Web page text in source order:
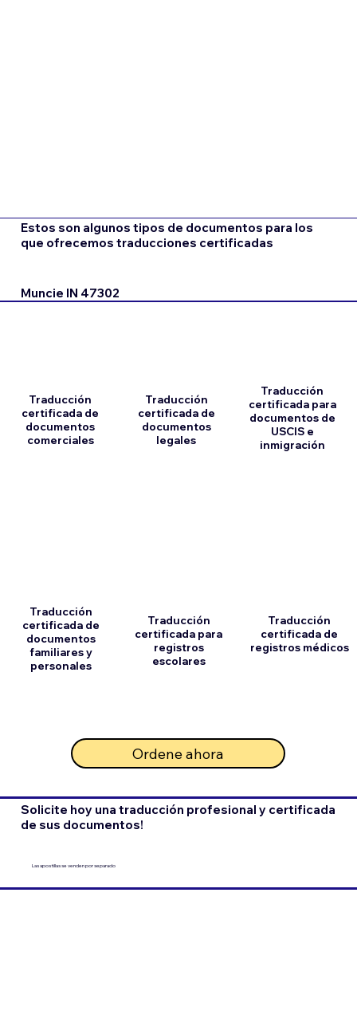
Estos son algunos tipos de documentos para los
que ofrecemos traducciones certificadas
Muncie IN 47302
Traducción
certificada de
documentos
comerciales
Traducción
certificada de
documentos
familiares y
personales
Traducción
certificada de
documentos
legales
Traducción
certificada para
registros
escolares
Ordene ahora
Traducción
certificada para
documentos de
USCIS e
inmigración
Traducción
certificada de
registros médicos
Solicite hoy una traducción profesional y certificada
de sus documentos!
Las apostillas se venden por separado